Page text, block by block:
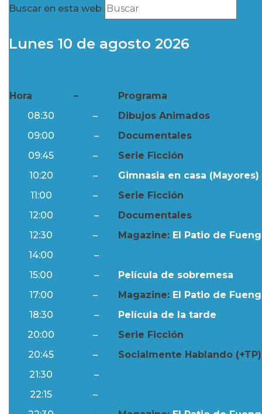
Buscar en esta web
Lunes 10 de agosto 2026
Hora –
Programa
08:30
–
Dibujos Animados
09:00
–
Documentales
09:45
–
Serie Ficción
10:20
–
Gimnasia en casa (Mayores)
11:00
–
Serie Ficción
12:00
–
Documentales
12:30
– Magazine: El Patio de
14:00
–
15:00
–
Película de sobremesa
17:00
– Magazine: El Patio de
18:30
–
Película de la tarde
20:00
–
Serie Ficción
20:45
–
Socialmente Hablando (+TP)
21:30
–
22:15
–